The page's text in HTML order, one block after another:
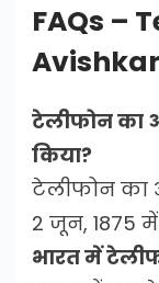
FAQs –
Avishkar
टेलीफोन का
किया?
टेलीफोन का
2 जून, 1875 में
भारत में